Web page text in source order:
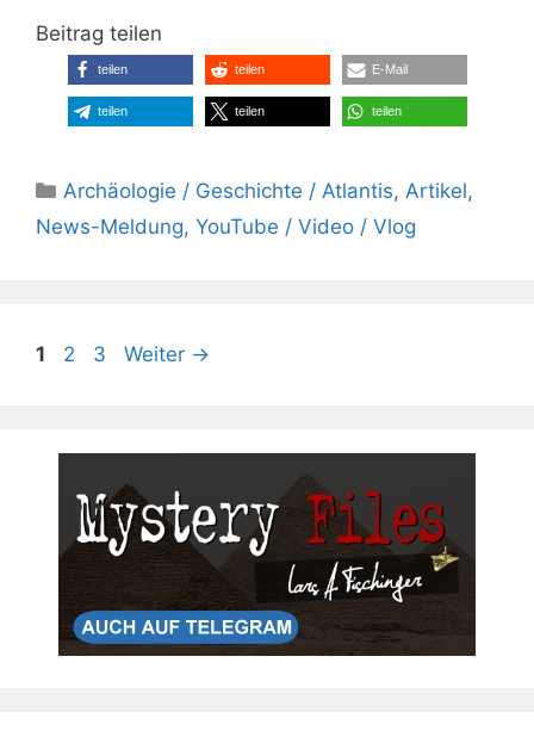
Beitrag teilen
teilen teilen E-Mail
teilen teilen teilen
Kategorien
Archäologie / Geschichte / Atlantis, Artikel,
News-Meldung, YouTube / Video / Vlog
Seite
1 Seite
2 Seite
3 Weiter →